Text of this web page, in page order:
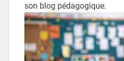
son blog pédagogique.